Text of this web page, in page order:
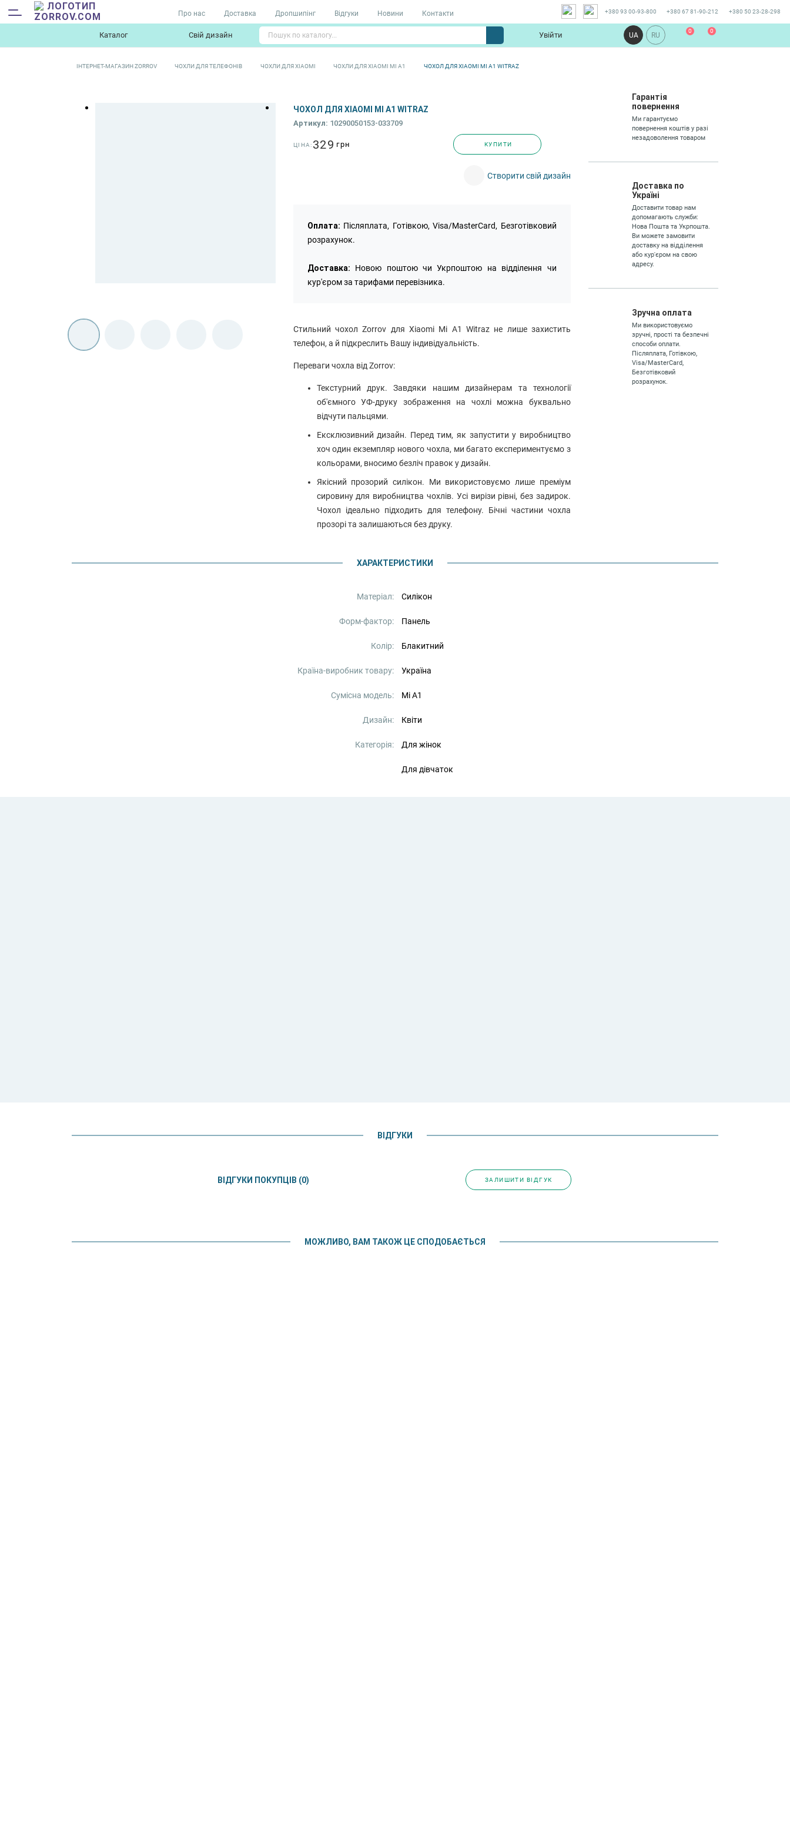
Про нас Доставка Дропшипінг Відгуки Новини Контакти +380 93 00-93-800 +380 67 81-90-212 +380 50 23-28-298
Свій дизайн
Каталог Увійти UA RU
0 0
ІНТЕРНЕТ-МАГАЗИН ZORROV ЧОХЛИ ДЛЯ ТЕЛЕФОНІВ ЧОХЛИ ДЛЯ XIAOMI ЧОХЛИ ДЛЯ XIAOMI MI A1 ЧОХОЛ ДЛЯ XIAOMI MI A1 WITRAZ
ЧОХОЛ ДЛЯ XIAOMI MI A1 WITRAZ
Артикул: 10290050153-033709
Приклад реалізованого дизайну на
іншій моделі:
іншій моделі:
ЦІНА: 329 грн КУПИТИ
Створити свій дизайн
Оплата: Післяплата, Готівкою, Visa/MasterCard, Безготівковий
розрахунок.
Доставка: Новою поштою чи Укрпоштою на відділення чи
кур'єром за тарифами перевізника.
Стильний чохол Zorrov для Xiaomi Mi A1 Witraz не лише захистить
телефон, а й підкреслить Вашу індивідуальність.
Переваги чохла від Zorrov:
Текстурний друк. Завдяки нашим дизайнерам та технології
об'ємного УФ-друку зображення на чохлі можна буквально
відчути пальцями.
Ексклюзивний дизайн. Перед тим, як запустити у виробництво
хоч один екземпляр нового чохла, ми багато експериментуємо з
кольорами, вносимо безліч правок у дизайн.
Якісний прозорий силікон. Ми використовуємо лише преміум
сировину для виробництва чохлів. Усі вирізи рівні, без задирок.
Чохол ідеально підходить для телефону. Бічні частини чохла
прозорі та залишаються без друку.
Гарантія
повернення
Ми гарантуємо
повернення коштів у разі
незадоволення товаром
Доставка по
Україні
Доставити товар нам
допомагають служби:
Нова Пошта та Укрпошта.
Ви можете замовити
доставку на відділення
або кур'єром на свою
адресу.
Зручна оплата
Ми використовуємо
зручні, прості та безпечні
способи оплати.
Післяплата, Готівкою,
Visa/MasterCard,
Безготівковий
розрахунок.
ХАРАКТЕРИСТИКИ
Матеріал: Силікон
Форм-фактор: Панель
Колір: Блакитний
Країна-виробник товару: Україна
Сумісна модель: Mi A1
Дизайн: Квіти
Категорія: Для жінок
Для дівчаток
ВІДГУКИ
ВІДГУКИ ПОКУПЦІВ (0) ЗАЛИШИТИ ВІДГУК
МОЖЛИВО, ВАМ ТАКОЖ ЦЕ СПОДОБАЄТЬСЯ